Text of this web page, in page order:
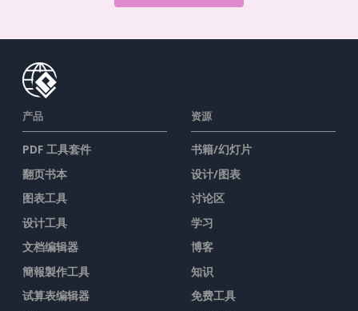
产品
PDF 工具套件
翻页书本
图表工具
设计工具
文档编辑器
簡報製作工具
试算表编辑器
资源
书籍/幻灯片
设计/图表
讨论区
学习
博客
知识
免费工具